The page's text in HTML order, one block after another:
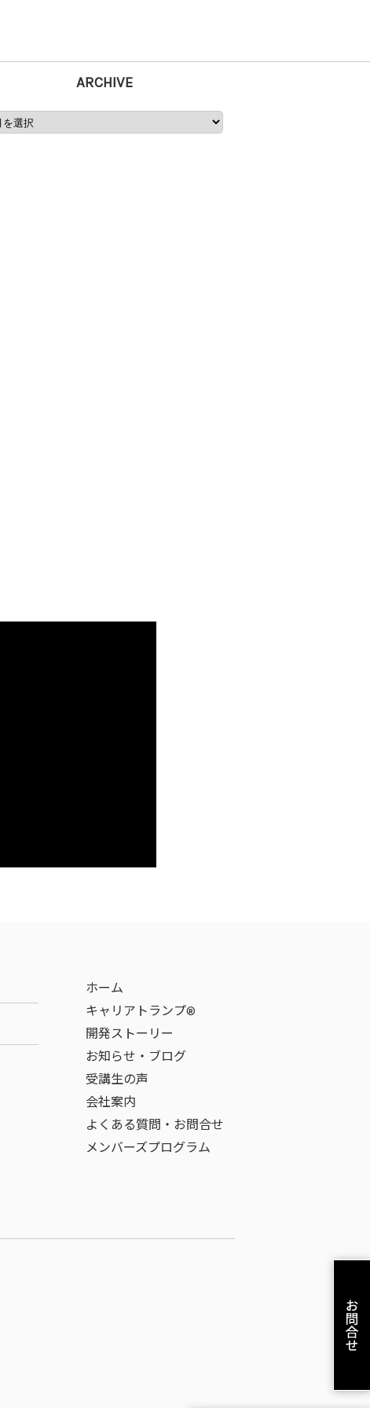
ARCHIVE
ホーム
キャリアトランプ®
開発ストーリー
お知らせ・ブログ
受講生の声
会社案内
よくある質問・お問合せ
メンバーズプログラム